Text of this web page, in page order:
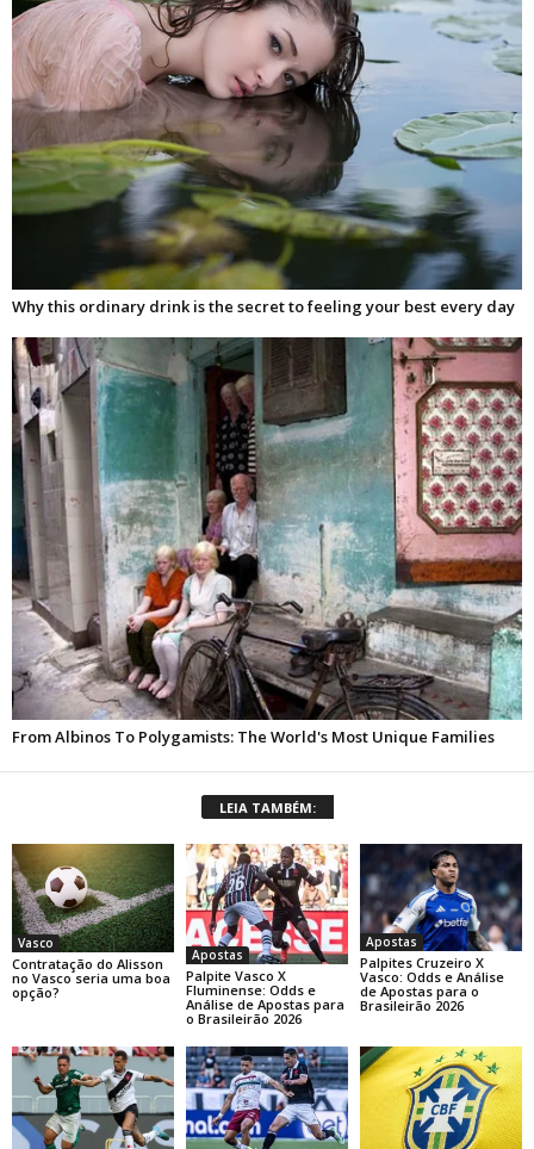
LEIA TAMBÉM:
Vasco
Contratação do Alisson
no Vasco seria uma boa
opção?
Apostas
Palpite Vasco X
Fluminense: Odds e
Análise de Apostas para
o Brasileirão 2026
Apostas
Palpites Cruzeiro X
Vasco: Odds e Análise
de Apostas para o
Brasileirão 2026